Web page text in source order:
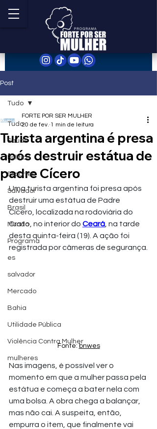
Post
Tudo
Saúde
Política
Esportes
Salvador
Brasil
Mundo
Programa
es
salvador
Mercado
Bahia
Utilidade Pública
Violência Contra Mulher
mulheres
Tudo
Turista argentina é presa
após destruir estátua de
padre Cícero
FORTE POR SER MULHER
20 de fev. 1 min de leitura
Uma turista argentina foi presa após
destruir uma estátua de Padre
Cícero, localizada na rodoviária do
Crato, no interior do Ceará , na tarde
desta quinta-feira (19). A ação foi
registrada por câmeras de segurança.
Fonte: bnwes
Nas imagens, é possível ver o
momento em que a mulher passa pela
estátua e começa a bater nela com
uma bolsa. A obra chega a balançar,
mas não cai. A suspeita, então,
empurra o item, que finalmente vai